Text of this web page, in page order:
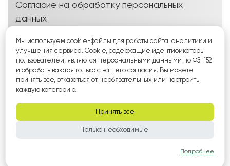
Согласие на обработку персональных
данных
Политика использования Cookie-файлов
Согласие на рассылку
Условия оплаты, возврата и выезда
технолога
Пользовательское соглашение и условия
Мы используем cookie-файлы для работы сайта, аналитики и
улучшения сервиса. Cookie, содержащие идентификаторы
пользователей, являются персональными данными по ФЗ-152
и обрабатываются только с вашего согласия. Вы можете
принять все, отказаться от необязательных или настроить
каждую категорию.
Принять все
Только необходимые
Подробнее